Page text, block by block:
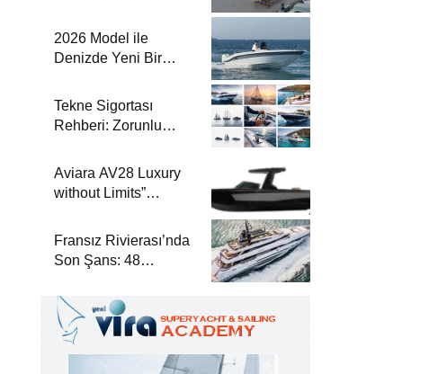
2026 Model ile
Denizde Yeni Bir
Tekne Sigortası
Rehberi: Zorunlu
ve Güvenli Seyir
Aviara AV28 Luxury
without Limits”
Yeni Bir Dönem
Fransız Rivierası’nda
Son Şans: 48
Mükemmel Bir Yat
Tatili